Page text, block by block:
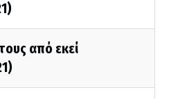
από εκεί